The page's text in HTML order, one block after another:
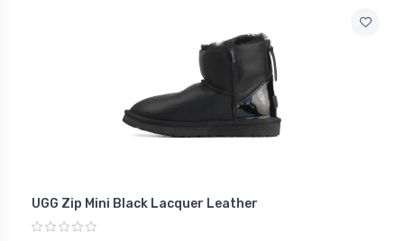
UGG Zip Mini Black Lacquer Leather